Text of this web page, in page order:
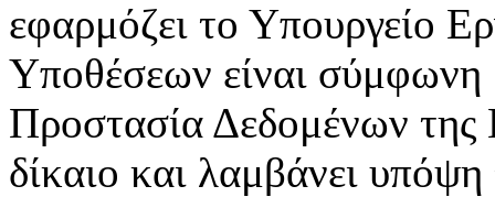
εφαρμόζει το Υπουργείο
Υποθέσεων είναι σύμφωνη
Προστασία Δεδομένων
δίκαιο και λαμβάνει υπόψη